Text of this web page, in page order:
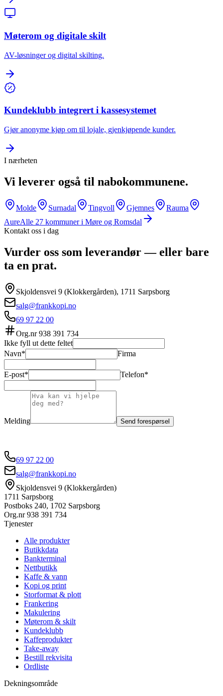
Møterom og digitale skilt
AV-løsninger og digital skilting.
Kundeklubb integrert i kassesystemet
Gjør anonyme kjøp om til lojale, gjenkjøpende kunder.
I nærheten
Vi leverer også til nabokommunene.
Molde Surnadal Tingvoll Gjemnes
Rauma
AureAlle 27 kommuner i Møre og Romsdal
Kontakt oss i dag
Vurder oss som leverandør — eller bare
ta en prat.
Skjoldensvei 9 (Klokkergården), 1711 Sarpsborg
salg@frankkopi.no
69 97 22 00
Org.nr938 391 734
Ikke fyll ut dette feltet
Navn*
Firma
E-post* Telefon*
Melding Send forespørsel
69 97 22 00
salg@frankkopi.no
Skjoldensvei 9 (Klokkergården)
1711 Sarpsborg
Postboks 240, 1702 Sarpsborg
Org.nr938 391 734
Tjenester
Alle produkter
Butikkdata
Bankterminal
Nettbutikk
Kaffe & vann
Kopi og print
Storformat & plott
Frankering
Makulering
Møterom & skilt
Kundeklubb
Kaffeprodukter
Take-away
Bestill rekvisita
Ordliste
Dekningsområde